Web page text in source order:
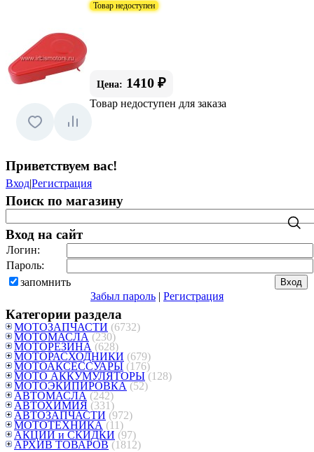
Товар недоступен
Цена: 1410 ₽
Товар недоступен для заказа
Приветствуем вас!
Вход|Регистрация
Поиск по магазину
Вход на сайт
Логин:
Пароль:
запомнить
Забыл пароль | Регистрация
Категории раздела
МОТОЗАПЧАСТИ (6732)
МОТОМАСЛА (230)
МОТОРЕЗИНА (628)
МОТОРАСХОДНИКИ (679)
МОТОАКСЕССУАРЫ (176)
МОТО АККУМУЛЯТОРЫ (128)
МОТОЭКИПИРОВКА (52)
АВТОМАСЛА (242)
АВТОХИМИЯ (331)
АВТОЗАПЧАСТИ (972)
МОТОТЕХНИКА (11)
АКЦИИ и СКИДКИ (97)
АРХИВ ТОВАРОВ (1812)